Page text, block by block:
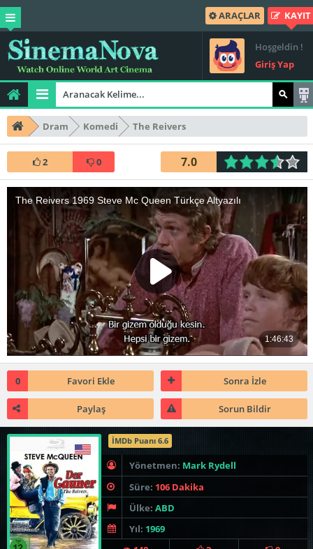
ARAÇLAR KAYIT
Hoşgeldin !
Giriş Yap
Dram Komedi The Reivers
2 0 7.0
0 Favori Ekle Sonra İzle
Paylaş Sorun Bildir
İMDb Puanı 6.6
Yönetmen: Mark Rydell
Süre: 106 Dakika
Ülke: ABD
Yıl: 1969